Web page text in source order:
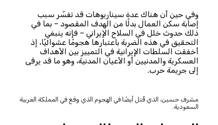
وفي حين أن هناك عدة سيناريوهات قد تفسّر سبب
إصابة سكن العمال بدلًا من الهدف المقصود – بما في
ذلك حدوث خلل في السلاح الإيراني – فإنه ينبغي
التحقيق في هذه الضربة باعتبارها هجومًا عشوائيًا، إذ
أخفقت السلطات الإيرانية في التمييز بين الأهداف
العسكرية والمدنيين أو الأعيان المدنية، وهو ما قد يرقى
إلى جريمة حرب.
مشرف حسين، الذي قُتل أيضًا في الهجوم الذي وقع في المملكة العربية
السعودية.